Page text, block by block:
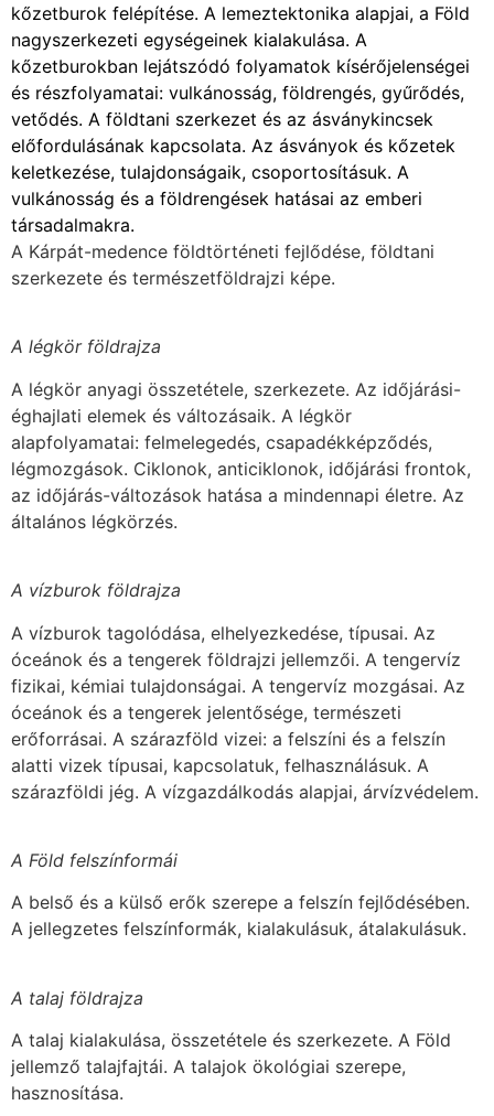
kőzetburok felépítése. A lemeztektonika alapjai, a Föld
nagyszerkezeti egységeinek kialakulása. A
kőzetburokban lejátszódó folyamatok kísérőjelenségei
és részfolyamatai: vulkánosság, földrengés, gyűrődés,
vetődés. A földtani szerkezet és az ásványkincsek
előfordulásának kapcsolata. Az ásványok és kőzetek
keletkezése, tulajdonságaik, csoportosításuk. A
vulkánosság és a földrengések hatásai az emberi
társadalmakra.
A Kárpát-medence földtörténeti fejlődése, földtani
szerkezete és természetföldrajzi képe.
A légkör földrajza
A légkör anyagi összetétele, szerkezete. Az időjárási-
éghajlati elemek és változásaik. A légkör
alapfolyamatai: felmelegedés, csapadékképződés,
légmozgások. Ciklonok, anticiklonok, időjárási frontok,
az időjárás-változások hatása a mindennapi életre. Az
általános légkörzés.
A vízburok földrajza
A vízburok tagolódása, elhelyezkedése, típusai. Az
óceánok és a tengerek földrajzi jellemzői. A tengervíz
fizikai, kémiai tulajdonságai. A tengervíz mozgásai. Az
óceánok és a tengerek jelentősége, természeti
erőforrásai. A szárazföld vizei: a felszíni és a felszín
alatti vizek típusai, kapcsolatuk, felhasználásuk. A
szárazföldi jég. A vízgazdálkodás alapjai, árvízvédelem.
A Föld felszínformái
A belső és a külső erők szerepe a felszín fejlődésében.
A jellegzetes felszínformák, kialakulásuk, átalakulásuk.
A talaj földrajza
A talaj kialakulása, összetétele és szerkezete. A Föld
jellemző talajfajtái. A talajok ökológiai szerepe,
hasznosítása.